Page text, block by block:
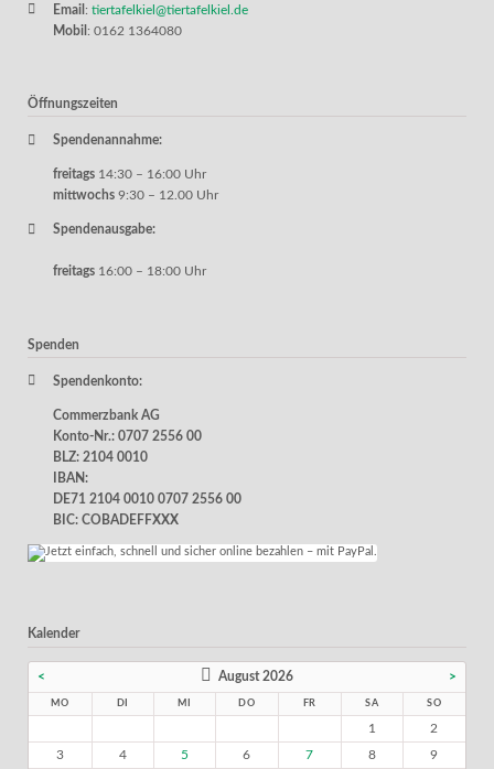
Email : tiertafelkiel@tiertafelkiel.de
Mobil : 0162 1364080
Öffnungszeiten
Spendenannahme:
freitags 14:30 – 16:00 Uhr
mittwochs 9:30 – 12.00 Uhr
Spendenausgabe:
freitags 16:00 – 18:00 Uhr
Spenden
Spendenkonto:
Commerzbank AG
Konto-Nr.: 0707 2556 00
BLZ: 2104 0010
IBAN:
DE71 2104 0010 0707 2556 00
BIC: COBADEFFXXX
Kalender
< August 2026 >
MO DI MI DO FR SA SO
1
2
3
4 5 6 7 8 9